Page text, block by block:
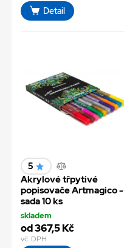
Detail
5
Akrylové třpytivé
popisovače Artmagico -
sada 10 ks
skladem
od 367,5 Kč
vč. DPH